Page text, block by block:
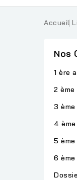
Accueil
Nos
1 ère
2 ème
3 ème
4
5 ème
6 ème